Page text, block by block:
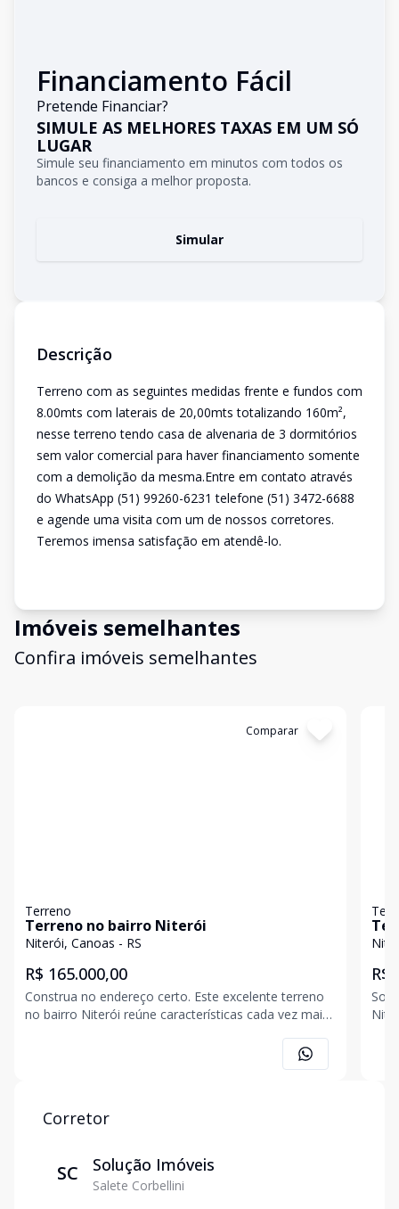
Financiamento Fácil
Pretende Financiar?
SIMULE AS MELHORES TAXAS EM UM SÓ
LUGAR
Simule seu financiamento em minutos com todos os
bancos e consiga a melhor proposta.
Simular
Descrição
Terreno com as seguintes medidas frente e fundos com
8.00mts com laterais de 20,00mts totalizando 160m²,
nesse terreno tendo casa de alvenaria de 3 dormitórios
sem valor comercial para haver financiamento somente
com a demolição da mesma.Entre em contato através
do WhatsApp (51) 99260-6231 telefone (51) 3472-6688
e agende uma visita com um de nossos corretores.
Teremos imensa satisfação em atendê-lo.
Imóveis semelhantes
Confira imóveis semelhantes
Comparar
Terreno
Terreno no bairro Niterói
Niterói, Canoas - RS
R$ 165.000,00
Construa no endereço certo. Este excelente terreno
no bairro Niterói reúne características cada vez mais
e investir. Localizado em rua asfaltada, em uma
região consolidada e com ótimo padrão residencial
R$
Corretor
SC Solução Imóveis
Salete Corbellini